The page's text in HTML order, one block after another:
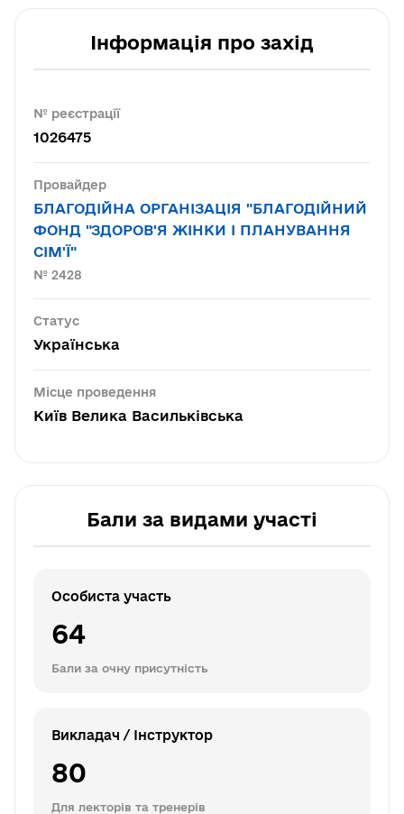
Інформація про захід
№ реєстрації
1026475
Провайдер
БЛАГОДІЙНА ОРГАНІЗАЦІЯ "БЛАГОДІЙНИЙ
ФОНД "ЗДОРОВ'Я ЖІНКИ І ПЛАНУВАННЯ
СІМ'Ї"
№ 2428
Статус
Українська
Місце проведення
Київ Велика Васильківська
Бали за видами участі
Особиста участь
64
Бали за очну присутність
Викладач / Інструктор
80
Для лекторів та тренерів